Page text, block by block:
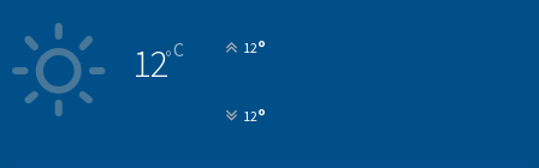
12°C 12°
12°